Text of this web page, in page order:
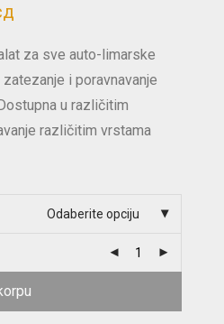
до
3,800.00 рсд
za sve auto-limarske
i poravnavanje
u različitim
različitim vrstama
Odaberite opciju